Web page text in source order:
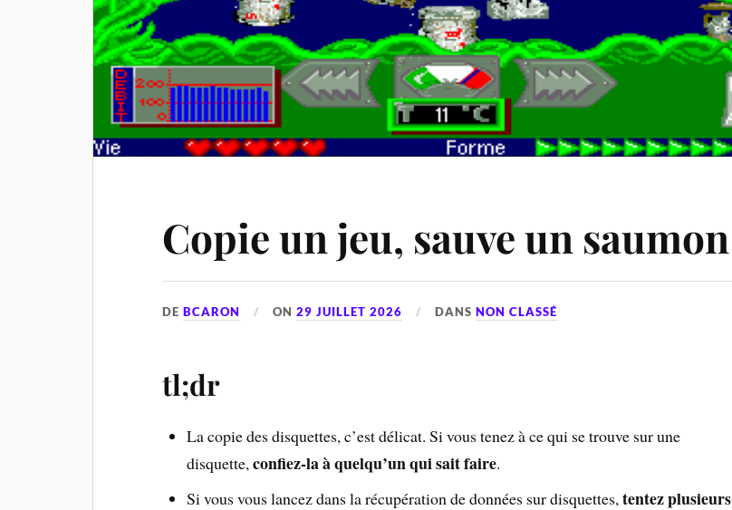
Copie un jeu, sauve un saumon
DEBCARON ON29 JUILLET 2026 DANSNON CLASSÉ
tl;dr
La copie des disquettes, c’est délicat. Si vous tenez à ce qui se trouve sur une
disquette,confiez-la à quelqu’un qui sait faire.
Si vous vous lancez dans la récupération de données sur disquettes,tentez plusieurs